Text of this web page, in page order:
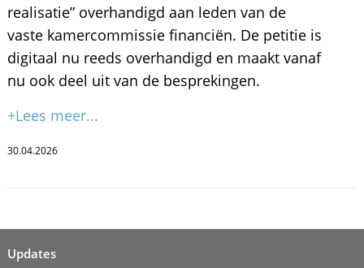
realisatie” overhandigd aan leden van de
vaste kamercommissie financiën. De petitie is
digitaal nu reeds overhandigd en maakt vanaf
nu ook deel uit van de besprekingen.
+Lees meer...
30.04.2026
Updates